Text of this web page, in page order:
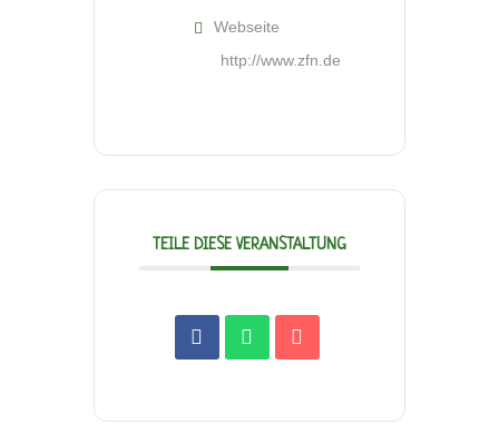
Webseite
http://www.zfn.de
TEILE DIESE VERANSTALTUNG